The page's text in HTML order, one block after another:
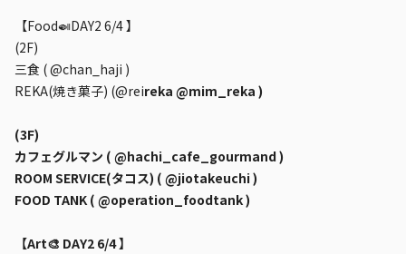
【Food🍛DAY2 6/4 】
(2F)
三食 ( @chan_haji )
REKA(焼き菓子) (@reireka @mim_reka )
(3F)
カフェグルマン ( @hachi_cafe_gourmand )
ROOM SERVICE(タコス) ( @jiotakeuchi )
FOOD TANK ( @operation_foodtank )
【Art🎨 DAY2 6/4 】